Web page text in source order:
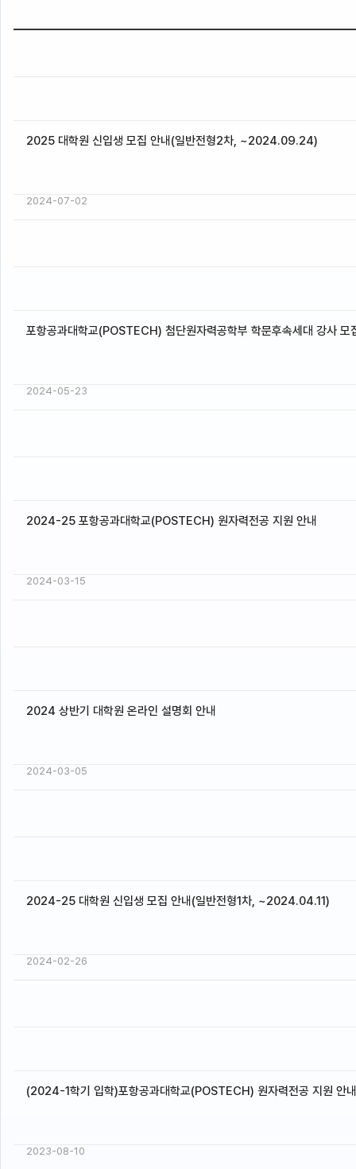
2025 대학원 신입생 모집 안내(일반전형2차, ~2024.09.24)
2024-07-02
포항공과대학교(POSTECH) 첨단원자력공학부 학문후속세대 강사 모
2024-05-23
2024-25 포항공과대학교(POSTECH) 원자력전공 지원 안내
2024-03-15
2024 상반기 대학원 온라인 설명회 안내
2024-03-05
2024-25 대학원 신입생 모집 안내(일반전형1차, ~2024.04.11)
2024-02-26
(2024-1학기 입학)포항공과대학교(POSTECH) 원자력전공 지원 안내
2023-08-10